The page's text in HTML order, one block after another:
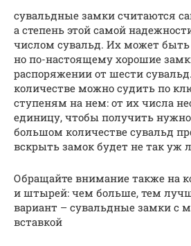
сувальдные замки считаются
а степень этой самой
числом сувальд. Их может быть
но по-настоящему хорошие
распоряжении от шести
количестве можно судить по
ступеням на нем: от их числа
единицу, чтобы получить
большом количестве сувальд
вскрыть замок будет не так уж
Обращайте внимание также на
и штырей: чем больше, тем
вариант – сувальдные замки с
вставкой